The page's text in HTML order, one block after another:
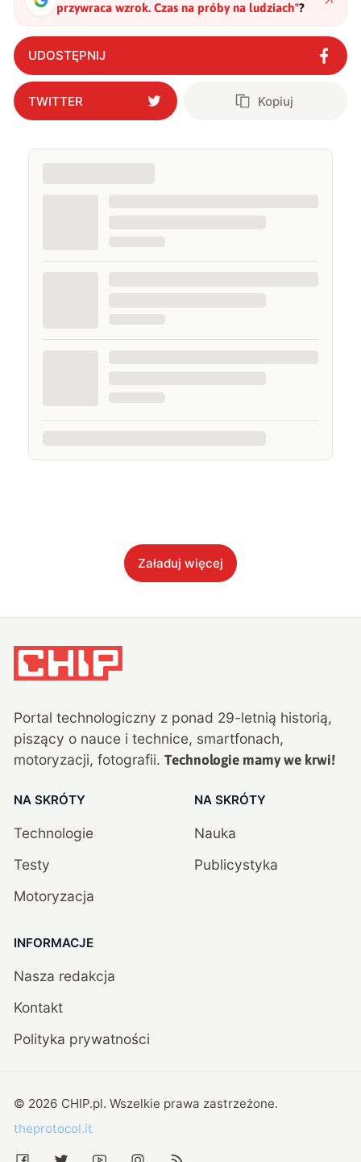
przywraca wzrok. Czas na próby na ludziach"?
UDOSTĘPNIJ
TWITTER Kopiuj
Załaduj więcej
Portal technologiczny z ponad 29-letnią historią,
piszący o nauce i technice, smartfonach,
motoryzacji, fotografii. Technologie mamy we krwi!
NA SKRÓTY
Technologie
Testy
Motoryzacja
NA SKRÓTY
Nauka
Publicystyka
INFORMACJE
Nasza redakcja
Kontakt
Polityka prywatności
© 2026 CHIP.pl. Wszelkie prawa zastrzeżone.
theprotocol.it